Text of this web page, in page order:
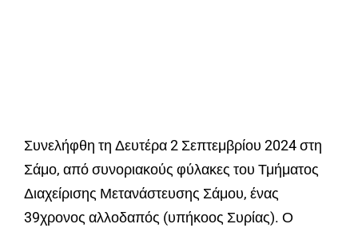
Συνελήφθη τη Δευτέρα 2 Σεπτεμβρίου 2024 στη
Σάμο, από συνοριακούς φύλακες του Τμήματος
Διαχείρισης Μετανάστευσης Σάμου, ένας
39χρονος αλλοδαπός (υπήκοος Συρίας). Ο